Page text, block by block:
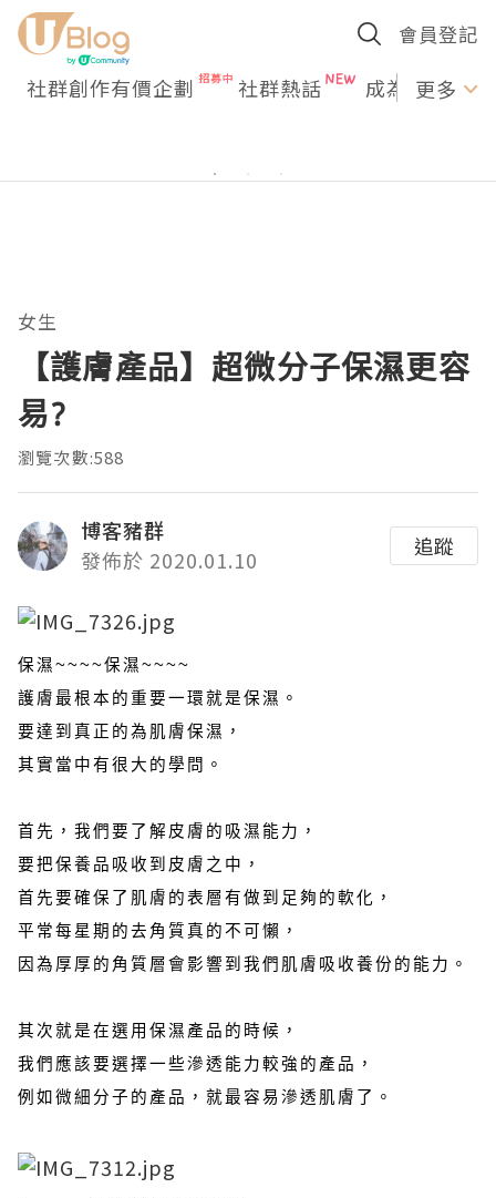
會員登記
社群創作有價企劃 社群熱話 成為U更多
女生
【護膚產品】超微分子保濕更容
易?
瀏覽次數:588
博客豬群
發佈於 2020.01.10
追蹤
保濕~~~~保濕~~~~
護膚最根本的重要一環就是保濕。
要達到真正的為肌膚保濕，
其實當中有很大的學問。
首先，我們要了解皮膚的吸濕能力，
要把保養品吸收到皮膚之中，
首先要確保了肌膚的表層有做到足夠的軟化，
平常每星期的去角質真的不可懶，
因為厚厚的角質層會影響到我們肌膚吸收養份的能力。
其次就是在選用保濕產品的時候，
我們應該要選擇一些滲透能力較強的產品，
例如微細分子的產品，就最容易滲透肌膚了。